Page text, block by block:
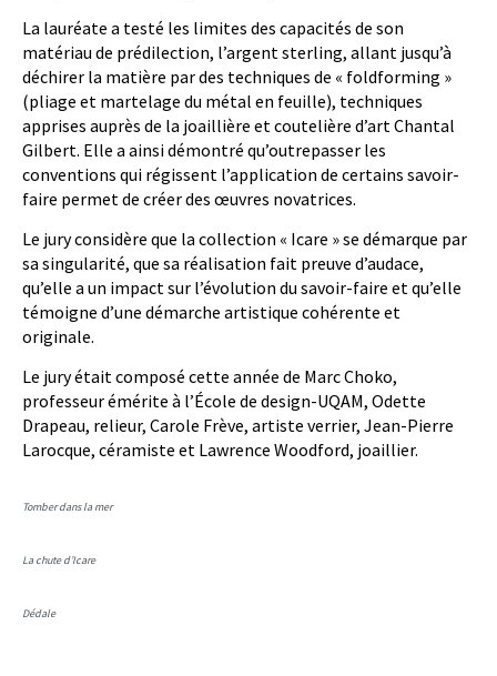
La lauréate a testé les limites des capacités de son
matériau de prédilection, l’argent sterling, allant jusqu’à
déchirer la matière par des techniques de « foldforming »
(pliage et martelage du métal en feuille), techniques
apprises auprès de la joaillière et coutelière d’art Chantal
Gilbert. Elle a ainsi démontré qu’outrepasser les
conventions qui régissent l’application de certains savoir-
faire permet de créer des œuvres novatrices.
Le jury considère que la collection « Icare » se démarque par
sa singularité, que sa réalisation fait preuve d’audace,
qu’elle a un impact sur l’évolution du savoir-faire et qu’elle
témoigne d’une démarche artistique cohérente et
originale.
Le jury était composé cette année de Marc Choko,
professeur émérite à l’École de design-UQAM, Odette
Drapeau, relieur, Carole Frève, artiste verrier, Jean-Pierre
Larocque, céramiste et Lawrence Woodford, joaillier.
Tomber dans la mer
La chute d’Icare
Dédale